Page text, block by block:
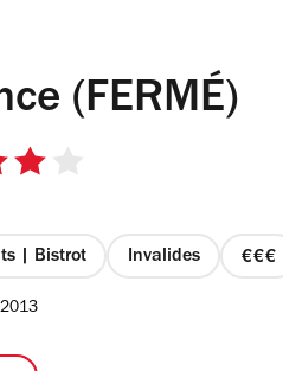
(FERMÉ)
| Bistrot Invalides
prix